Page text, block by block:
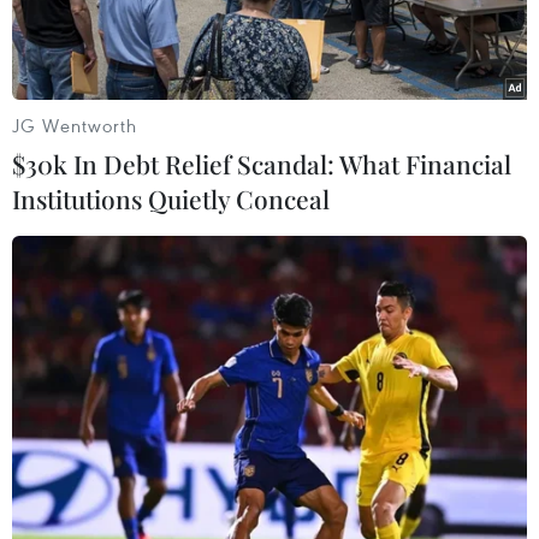
Phun khử khuẩn ở khu vực có người dân Quảng Trị lưu trú ở
TP.Hồ Chí Minh trở về và xuống tàu tại ga Đông Hà (Quảng Trị).
(Ảnh: Hồ Cầu/TTXVN)
Ngày 20/8, Phòng Cảnh sát giao thông đường bộ-
đường sắt (PC08), Công an Thành phố Hồ Chí
Minh cho biết, đơn vị đã liên tiếp phát hiện, xử
JG Wentworth
$30k In Debt Relief Scandal: What Financial
Institutions Quietly Conceal